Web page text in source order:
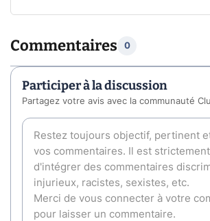
Commentaires 0
Participer à la discussion
Partagez votre avis avec la communauté